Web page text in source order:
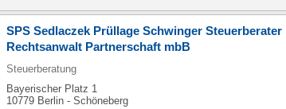
SPS Sedlaczek Prüllage Schwinger Steuerberater
Rechtsanwalt Partnerschaft mbB
Steuerberatung
Bayerischer Platz 1
10779 Berlin - Schöneberg